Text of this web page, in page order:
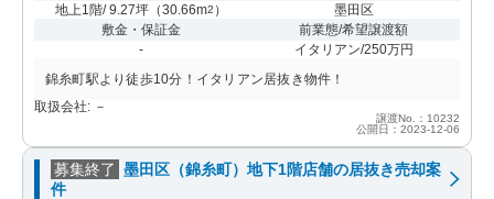
地上1階/ 9.27坪（30.66m2 ）
墨田区
敷金・保証金
-
前業態/希望譲渡額
イタリアン/250万円
錦糸町駅より徒歩10分！イタリアン居抜き物件！
取扱会社: －
譲渡No.：10232
公開日：2023-12-06
募集終了 墨田区（錦糸町）地下1階店舗の居抜き売却案
件